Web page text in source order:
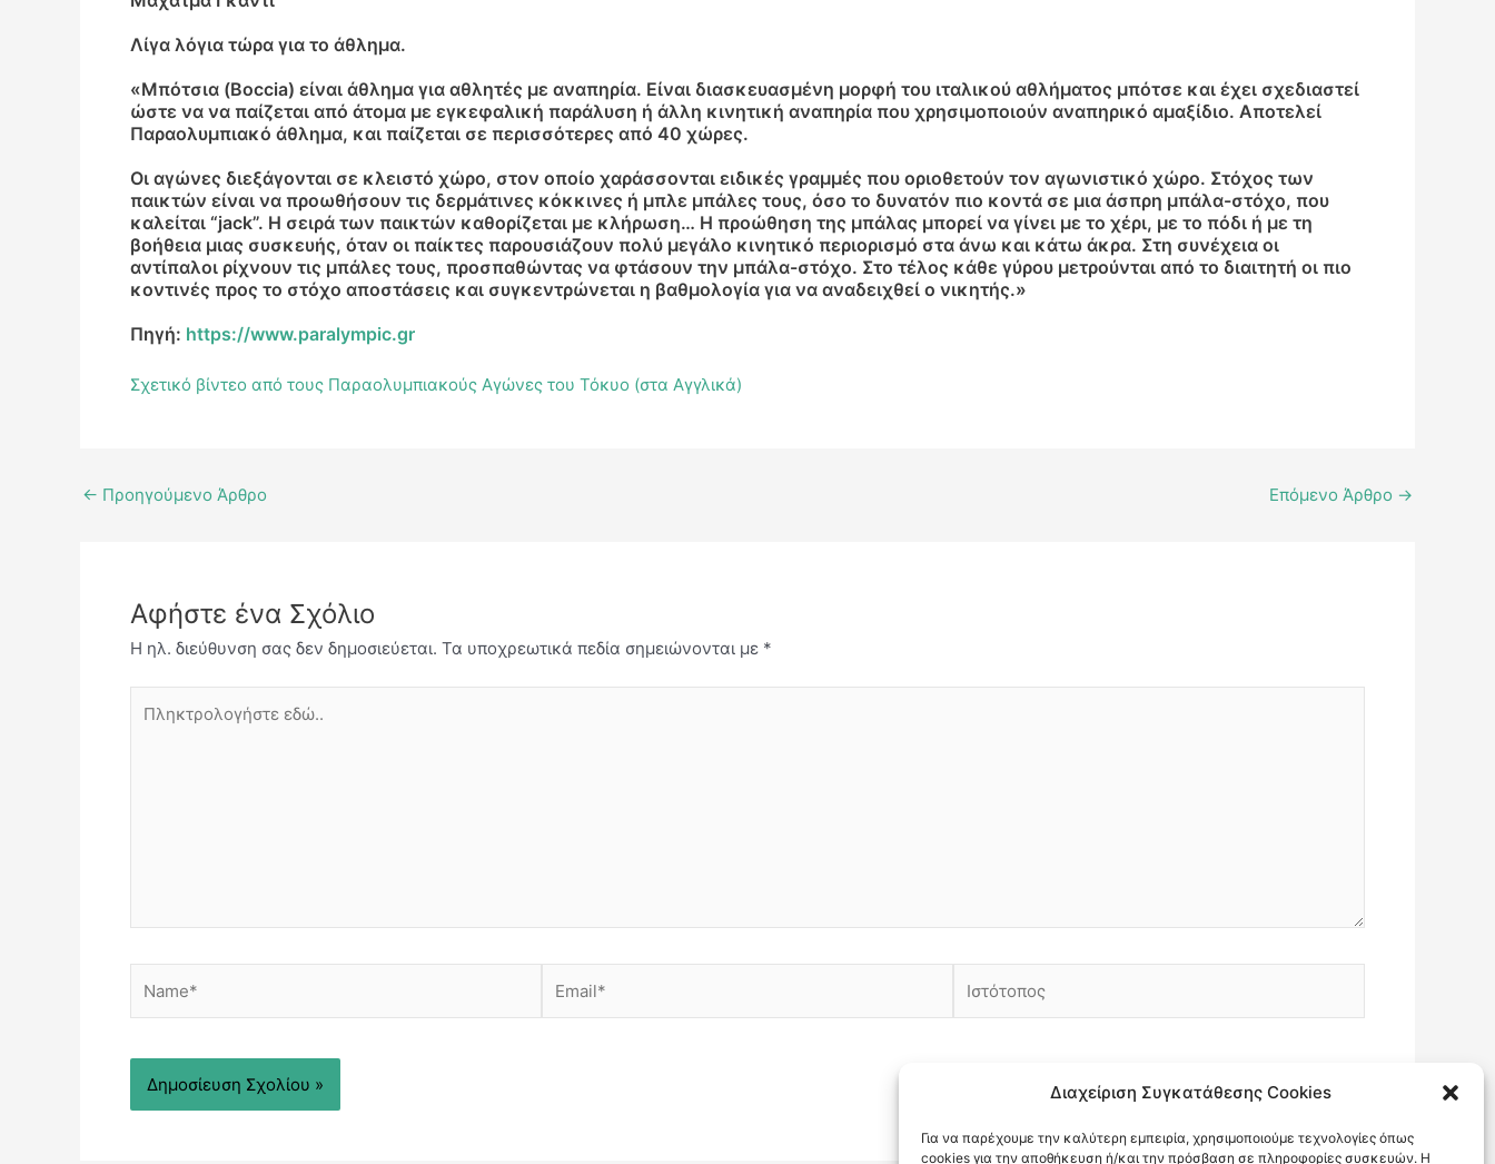
Διαχείριση Συγκατάθεσης Cookies
Για να παρέχουμε την καλύτερη εμπειρία, χρησιμοποιούμε τεχνολογίες όπως
cookies για την αποθήκευση ή/και την πρόσβαση σε πληροφορίες συσκευών. Η
Λίγα λόγια τώρα για το άθλημα.
«Μπότσια (Boccia) είναι άθλημα για αθλητές με αναπηρία. Είναι διασκευασμένη μορφή του ιταλικού αθλήματος μπότσε και έχει σχεδιαστεί
ώστε να να παίζεται από άτομα με εγκεφαλική παράλυση ή άλλη κινητική αναπηρία που χρησιμοποιούν αναπηρικό αμαξίδιο. Αποτελεί
Παραολυμπιακό άθλημα, και παίζεται σε περισσότερες από 40 χώρες.
Οι αγώνες διεξάγονται σε κλειστό χώρο, στον οποίο χαράσσονται ειδικές γραμμές που οριοθετούν τον αγωνιστικό χώρο. Στόχος των
παικτών είναι να προωθήσουν τις δερμάτινες κόκκινες ή μπλε μπάλες τους, όσο το δυνατόν πιο κοντά σε μια άσπρη μπάλα-στόχο, που
καλείται “jack”. Η σειρά των παικτών καθορίζεται με κλήρωση… Η προώθηση της μπάλας μπορεί να γίνει με το χέρι, με το πόδι ή με τη
βοήθεια μιας συσκευής, όταν οι παίκτες παρουσιάζουν πολύ μεγάλο κινητικό περιορισμό στα άνω και κάτω άκρα. Στη συνέχεια οι
αντίπαλοι ρίχνουν τις μπάλες τους, προσπαθώντας να φτάσουν την μπάλα-στόχο. Στο τέλος κάθε γύρου μετρούνται από το διαιτητή οι πιο
κοντινές προς το στόχο αποστάσεις και συγκεντρώνεται η βαθμολογία για να αναδειχθεί ο νικητής.»
Πηγή: https://www.paralympic.gr
Σχετικό βίντεο από τους Παραολυμπιακούς Αγώνες του Τόκυο (στα Αγγλικά)
← Προηγούμενο Άρθρο Επόμενο Άρθρο →
Αφήστε ένα Σχόλιο
Η ηλ. διεύθυνση σας δεν δημοσιεύεται. Τα υποχρεωτικά πεδία σημειώνονται με *
εδώ..